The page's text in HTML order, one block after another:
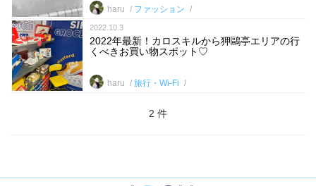
haru ファッション
2022.10.3
2022年最新！カロスキルから狎鷗亭エリアの行
くべきお買い物スポット♡
haru 旅行・Wi-Fi
2 件